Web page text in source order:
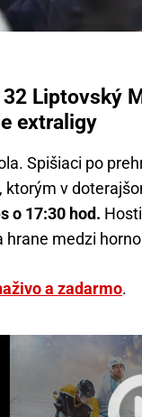
Liptovský
extraligy
Spišiaci po
v
o 17:30 hod.
medzi
a zadarmo.